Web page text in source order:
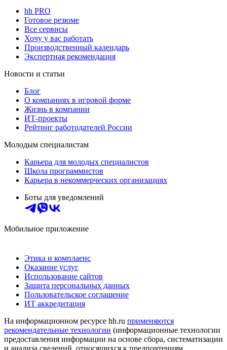
hh PRO
Готовое резюме
Все сервисы
Хочу у вас работать
Производственный календарь
Экспертная рекомендация
Новости и статьи
Блог
О компаниях в игровой форме
Жизнь в компании
ИТ-проекты
Рейтинг работодателей России
Молодым специалистам
Карьера для молодых специалистов
Школа программистов
Карьера в некоммерческих организациях
Боты для уведомлений
Мобильное приложение
Этика и комплаенс
Оказание услуг
Использование сайтов
Защита персональных данных
Пользовательское соглашение
ИТ аккредитация
На информационном ресурсе hh.ru применяются
рекомендательные технологии (информационные технологии
предоставления информации на основе сбора, систематизации
и анализа сведений, относящихся к предпочтениям